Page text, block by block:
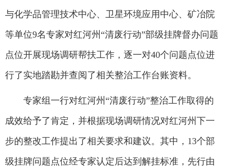
与化学品管理技术中心、卫星环境应用中心、矿冶院
等单位9名专家对红河州“清废行动”部级挂牌督办问题
点位开展现场调研帮扶工作，逐一对40个问题点位进
行了实地踏勘并查阅了相关整治工作台账资料。
专家组一行对红河州“清废行动”整治工作取得的
成效给予了肯定，并根据现场调研情况对红河州下一
步的整改工作提出了相关要求和建议。其中，13个部
级挂牌问题点位经专家认定后达到解挂标准，先行由